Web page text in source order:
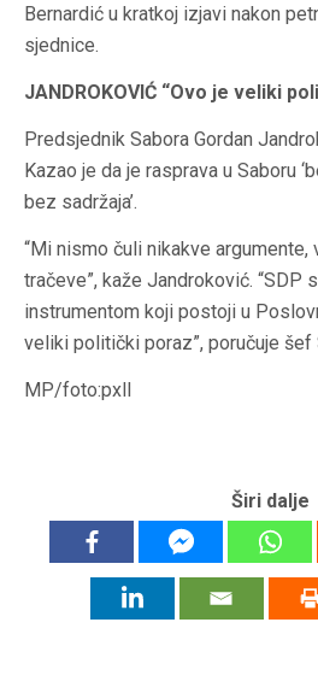
Bernardić u kratkoj izjavi nakon
sjednice.
JANDROKOVIĆ “Ovo je veliki
Predsjednik Sabora Gordan
Kazao je da je rasprava u Saboru
bez sadržaja’.
“Mi nismo čuli nikakve
tračeve”, kaže Jandroković. “SDP
instrumentom koji postoji u
veliki politički poraz”, poručuje šef
MP/foto:pxll
Širi dalje